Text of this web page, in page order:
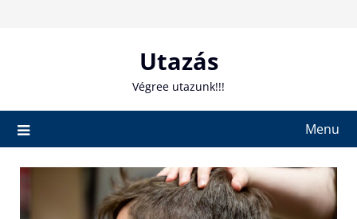
Utazás
Végree utazunk!!!
Menu